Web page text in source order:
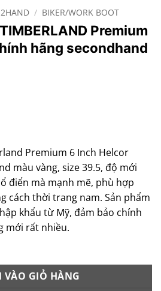
/ BIKER/WORK BOOT
Premium
hãng secondhand
Premium 6 Inch Helcor
màu vàng, size 39.5, độ mới
điển mà mạnh mẽ, phù hợp
cách thời trang nam. Sản phẩm
khẩu từ Mỹ, đảm bảo chính
mới rất nhiều.
VÀO GIỎ HÀNG